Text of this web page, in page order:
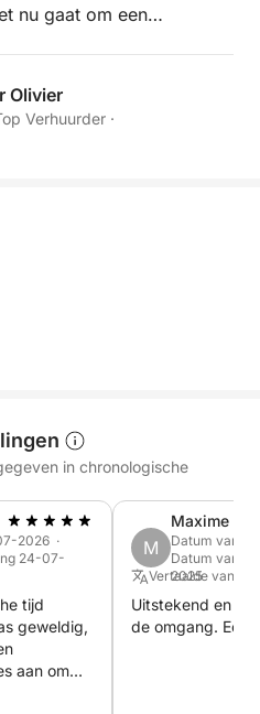
nu gaat om een
of gewoon om
de Franse Rivièra.
het anker vallen in een
of tussen de Lérins-
achter het
lokale delicatessen,
kabbelen van het
Voor de
er de mogelijkheid om in
en te genieten van de
aan het einde van de dag.
en attent op uw
Olivier
Verhuurder ·
in chronologische
2026 ·
24-07-
tijd
geweldig,
aan om
te
M
Maxime
Datum van
Datum van
2025
Vertaalde vanuit
Uitstekend en
de omgang. Een